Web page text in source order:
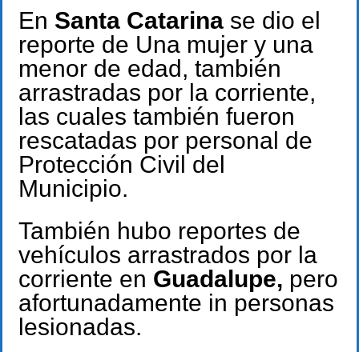
En Santa Catarina se dio el
reporte de Una mujer y una
menor de edad, también
arrastradas por la corriente,
las cuales también fueron
rescatadas por personal de
Protección Civil del
Municipio.
También hubo reportes de
vehículos arrastrados por la
corriente en Guadalupe, pero
afortunadamente in personas
lesionadas.